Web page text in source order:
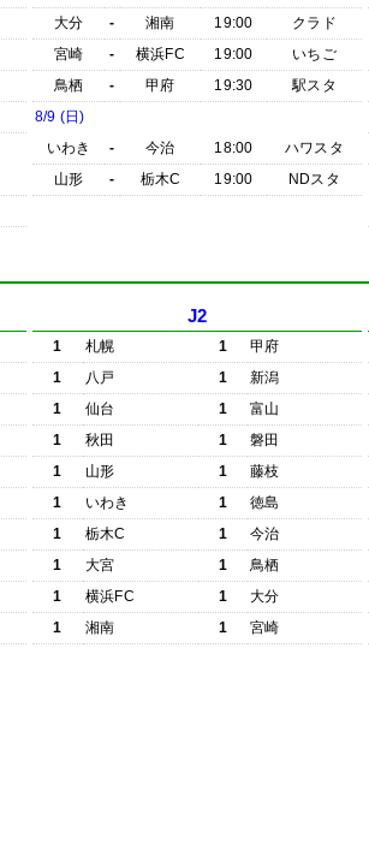
大分
- 湘南 19:00
クラド
宮崎
- 横浜FC 19:00
いちご
鳥栖
- 甲府 19:30
駅スタ
8/9 (日)
いわき
- 今治 18:00
ハワスタ
山形
- 栃木C 19:00 NDスタ
J2
1 札幌 1
甲府
1
八戸 1
新潟
1
仙台 1
富山
1
秋田 1
磐田
1
山形 1
藤枝
1
いわき 1
徳島
1
栃木C 1
今治
1
大宮 1
鳥栖
1
横浜FC 1
大分
1
湘南 1 宮崎